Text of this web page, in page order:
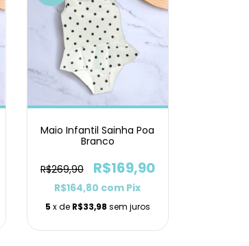
Maio Infantil Sainha Poa
Branco
R$269,90 R$169,90
R$164,80 com Pix
5 x de R$33,98 sem juros